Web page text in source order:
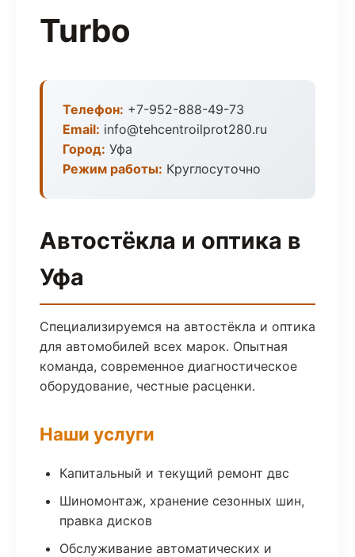
Turbo
Телефон: +7-952-888-49-73
Email: info@tehcentroilprot280.ru
Город: Уфа
Режим работы: Круглосуточно
Автостёкла и оптика в
Уфа
Специализируемся на автостёкла и оптика
для автомобилей всех марок. Опытная
команда, современное диагностическое
оборудование, честные расценки.
Наши услуги
Капитальный и текущий ремонт двс
Шиномонтаж, хранение сезонных шин,
правка дисков
Обслуживание автоматических и